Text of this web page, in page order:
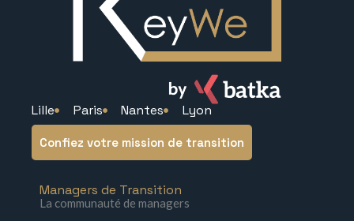
Lille Paris Nantes Lyon
Confiez votre mission de transition
Managers de Transition
La communauté de managers